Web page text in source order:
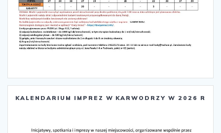
KALENDARIUM IMPREZ W KARWODRZY W 2026 R